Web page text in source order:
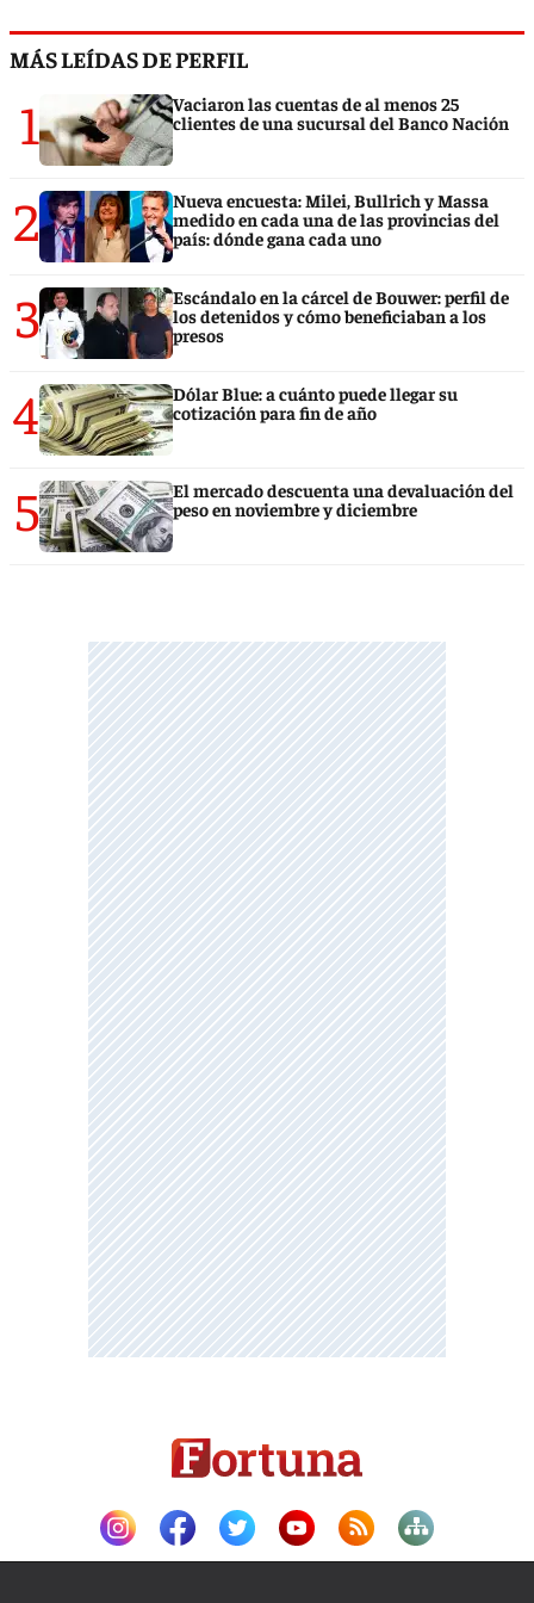
MÁS LEÍDAS DE PERFIL
1
Vaciaron las cuentas de al menos 25
clientes de una sucursal del Banco Nación
2
Nueva encuesta: Milei, Bullrich y Massa
medido en cada una de las provincias del
país: dónde gana cada uno
3
Escándalo en la cárcel de Bouwer: perfil de
los detenidos y cómo beneficiaban a los
presos
4
Dólar Blue: a cuánto puede llegar su
cotización para fin de año
5
El mercado descuenta una devaluación del
peso en noviembre y diciembre